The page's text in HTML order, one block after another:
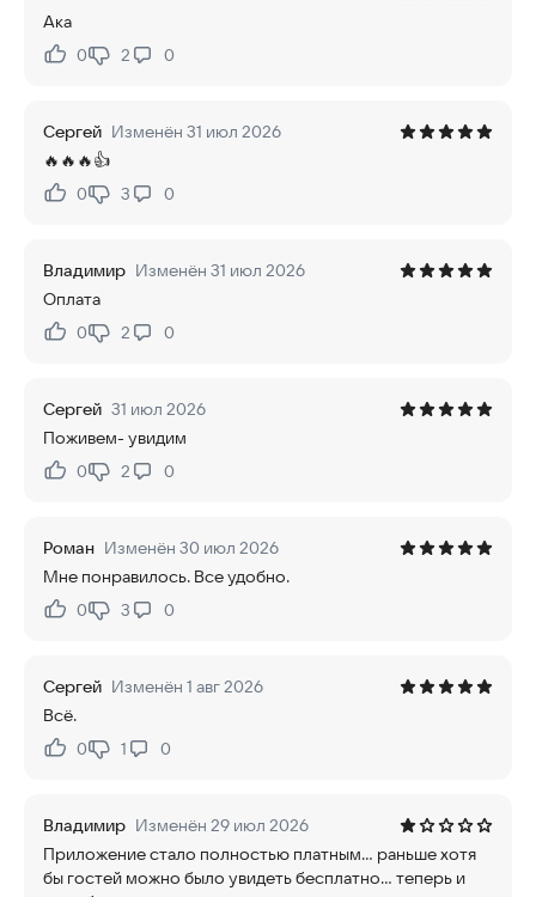
Ака
Нравится:
0Не нравится:
2 0
Сергей Изменён 31 июл 2026
🔥🔥🔥👍
Нравится:
0Не нравится:
3 0
Владимир Изменён 31 июл 2026
Оплата
Нравится:
0Не нравится:
2 0
Сергей 31 июл 2026
Поживем- увидим
Нравится:
0Не нравится:
2 0
Роман Изменён 30 июл 2026
Мне понравилось. Все удобно.
Нравится:
0Не нравится:
3 0
Сергей Изменён 1 авг 2026
Всё.
Нравится:
0Не нравится:
1 0
Владимир Изменён 29 июл 2026
Приложение стало полностью платным... раньше хотя
бы гостей можно было увидеть бесплатно... теперь и